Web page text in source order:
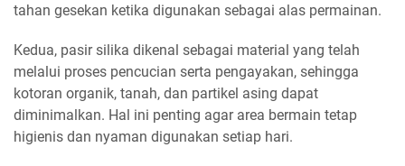
tahan gesekan ketika digunakan sebagai alas permainan.
Kedua, pasir silika dikenal sebagai material yang telah
melalui proses pencucian serta pengayakan, sehingga
kotoran organik, tanah, dan partikel asing dapat
diminimalkan. Hal ini penting agar area bermain tetap
higienis dan nyaman digunakan setiap hari.